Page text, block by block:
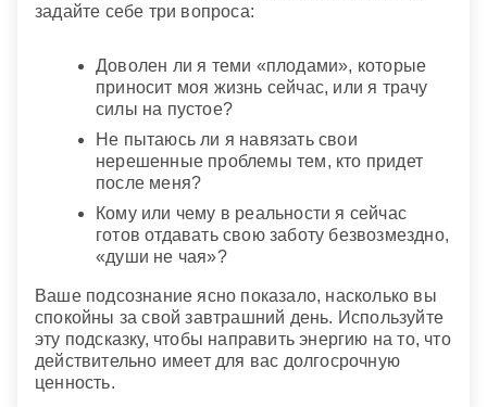
задайте себе три вопроса:
Доволен ли я теми «плодами», которые
приносит моя жизнь сейчас, или я трачу
силы на пустое?
Не пытаюсь ли я навязать свои
нерешенные проблемы тем, кто придет
после меня?
Кому или чему в реальности я сейчас
готов отдавать свою заботу безвозмездно,
«души не чая»?
Ваше подсознание ясно показало, насколько вы
спокойны за свой завтрашний день. Используйте
эту подсказку, чтобы направить энергию на то, что
действительно имеет для вас долгосрочную
ценность.